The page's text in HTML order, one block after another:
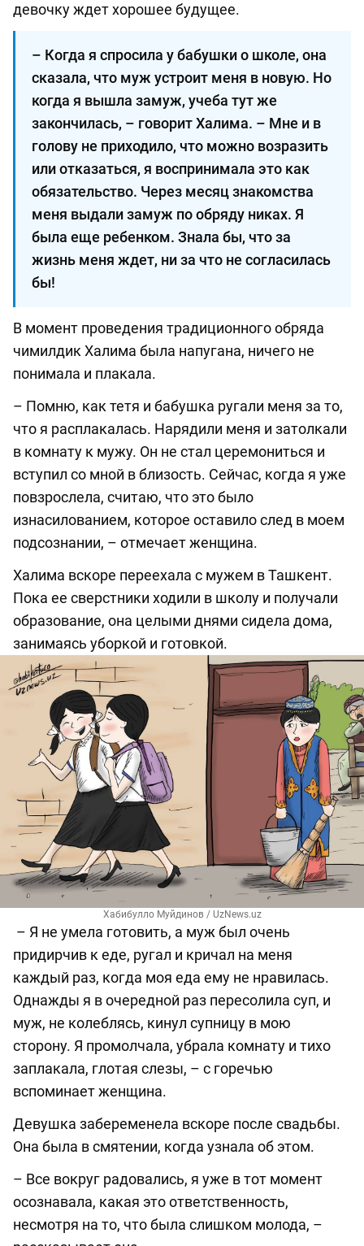
девочку ждет хорошее будущее.
– Когда я спросила у бабушки о школе, она
сказала, что муж устроит меня в новую. Но
когда я вышла замуж, учеба тут же
закончилась, – говорит Халима. – Мне и в
голову не приходило, что можно возразить
или отказаться, я воспринимала это как
обязательство. Через месяц знакомства
меня выдали замуж по обряду никах. Я
была еще ребенком. Знала бы, что за
жизнь меня ждет, ни за что не согласилась
бы!
В момент проведения традиционного обряда
чимилдик Халима была напугана, ничего не
понимала и плакала.
– Помню, как тетя и бабушка ругали меня за то,
что я расплакалась. Нарядили меня и затолкали
в комнату к мужу. Он не стал церемониться и
вступил со мной в близость. Сейчас, когда я уже
повзрослела, считаю, что это было
изнасилованием, которое оставило след в моем
подсознании, – отмечает женщина.
Халима вскоре переехала с мужем в Ташкент.
Пока ее сверстники ходили в школу и получали
образование, она целыми днями сидела дома,
занимаясь уборкой и готовкой.
Хабибулло Муйдинов / UzNews.uz
– Я не умела готовить, а муж был очень
придирчив к еде, ругал и кричал на меня
каждый раз, когда моя еда ему не нравилась.
Однажды я в очередной раз пересолила суп, и
муж, не колеблясь, кинул супницу в мою
сторону. Я промолчала, убрала комнату и тихо
заплакала, глотая слезы, – с горечью
вспоминает женщина.
Девушка забеременела вскоре после свадьбы.
Она была в смятении, когда узнала об этом.
– Все вокруг радовались, я уже в тот момент
осознавала, какая это ответственность,
несмотря на то, что была слишком молода, –